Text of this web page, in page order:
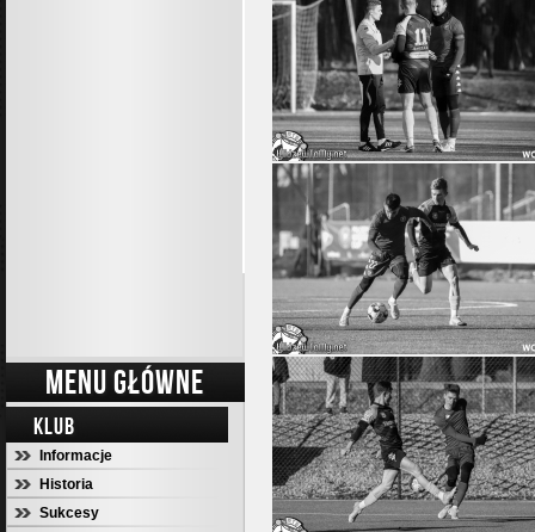
MENU GŁÓWNE
KLUB
Informacje
Historia
Sukcesy